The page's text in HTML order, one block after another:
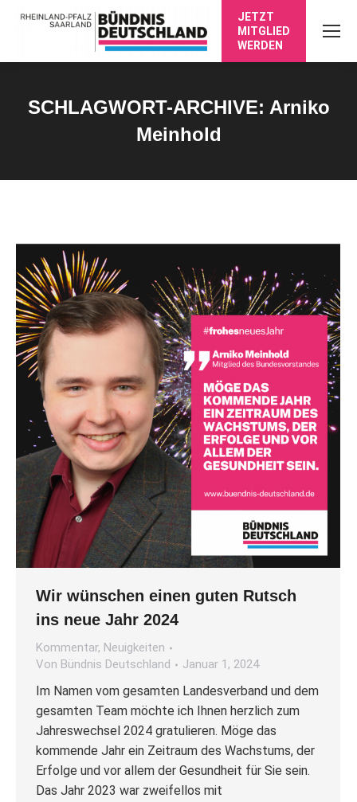
JETZT
MITGLIED
WERDEN
SCHLAGWORT-ARCHIVE: Arniko
Meinhold
Wir wünschen einen guten Rutsch
ins neue Jahr 2024
Kommentar, Neuigkeiten
Von Bündnis Deutschland Januar 1, 2024
Im Namen vom gesamten Landesverband und dem
gesamten Team möchte ich Ihnen herzlich zum
Jahreswechsel 2024 gratulieren. Möge das
kommende Jahr ein Zeitraum des Wachstums, der
Erfolge und vor allem der Gesundheit für Sie sein.
Das Jahr 2023 war zweifellos mit